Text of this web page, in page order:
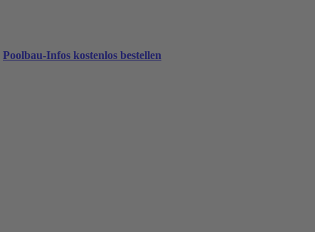
Poolbau-Infos kostenlos bestellen